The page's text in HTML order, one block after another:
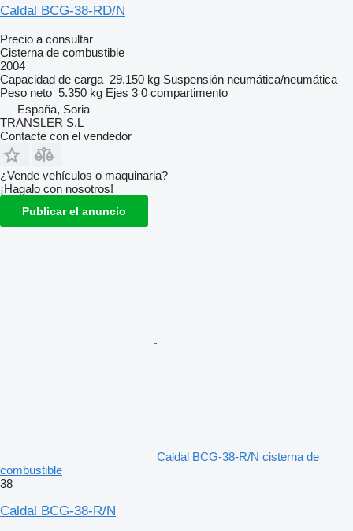
Caldal BCG-38-RD/N
Precio a consultar
Cisterna de combustible
2004
Capacidad de carga 29.150 kg Suspensión neumática/neumática
Peso neto 5.350 kg Ejes 3 0 compartimento
España, Soria
TRANSLER S.L
Contacte con el vendedor
¿Vende vehículos o maquinaria?
¡Hagalo con nosotros!
Publicar el anuncio
Caldal BCG-38-R/N cisterna de
combustible
38
Caldal BCG-38-R/N